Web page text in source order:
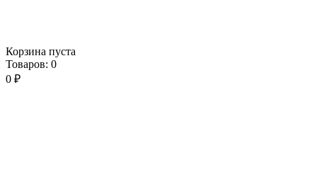
Корзина пуста
Товаров: 0
0 ₽